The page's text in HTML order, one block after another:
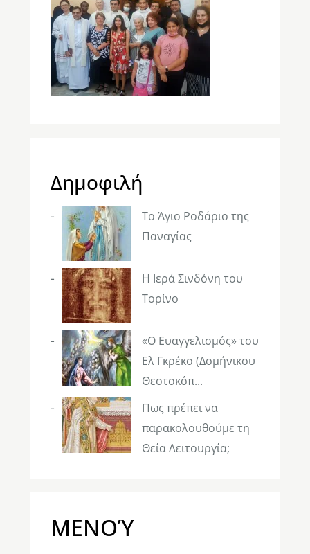
Δημοφιλή
Το Άγιο Ροδάριο της
Παναγίας
Η Ιερά Σινδόνη του
Τορίνο
«Ο Ευαγγελισμός» του
Ελ Γκρέκο (Δομήνικου
Θεοτοκόπ...
Πως πρέπει να
παρακολουθούμε τη
Θεία Λειτουργία;
ΜΕΝΟΎ